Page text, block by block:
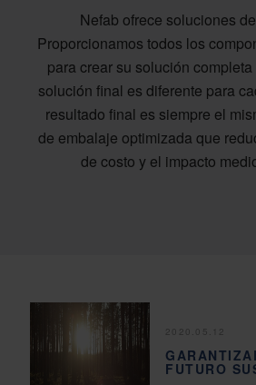
Nefab ofrece soluciones
Proporcionamos todos los
para crear su solución
solución final es diferente para
resultado final es siempre el
de embalaje optimizada que
de costo y el impacto
FUTURO
2020.05.12